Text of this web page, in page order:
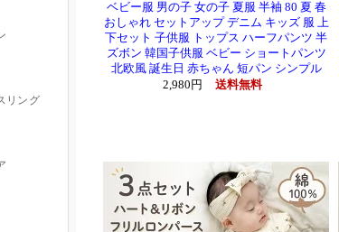
ベビー服 男の子 女の子 夏服 半袖 80 夏 春
おしゃれ セットアップ デニム キッズ 服 上
下セット 子供服 トップス ハーフパンツ 半
ズボン 韓国子供服 ベビー ショートパンツ
北欧風 誕生日 赤ちゃん 短パン シンプル
2,980円
送料無料